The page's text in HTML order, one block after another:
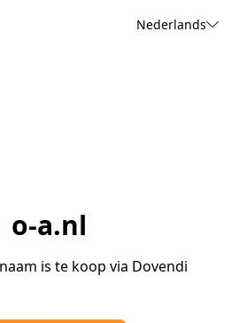
Nederlands
o-a.nl
is te koop via Dovendi